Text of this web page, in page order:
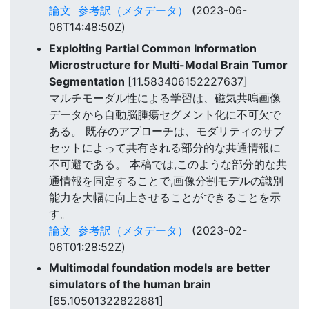
論文 参考訳（メタデータ）
(2023-06-
06T14:48:50Z)
Exploiting Partial Common Information
Microstructure for Multi-Modal Brain Tumor
Segmentation [11.583406152227637]
マルチモーダル性による学習は、磁気共鳴画像
データから自動脳腫瘍セグメント化に不可欠で
ある。 既存のアプローチは、モダリティのサブ
セットによって共有される部分的な共通情報に
不可避である。 本稿では,このような部分的な共
通情報を同定することで,画像分割モデルの識別
能力を大幅に向上させることができることを示
す。
論文 参考訳（メタデータ）
(2023-02-
06T01:28:52Z)
Multimodal foundation models are better
simulators of the human brain
[65.10501322822881]